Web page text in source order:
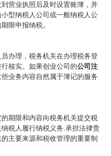
营业执照后及时设置账簿，并
型纳税人公司或一般纳税人公
限申报纳税。
办理，税务机关在办理税务登
核实。如果创业公司的公司注
业务内容自然属于簿记的服务
期限和内容向税务机关提交税
税人履行纳税义务.承担法律责
主要来源和税收管理的重要制